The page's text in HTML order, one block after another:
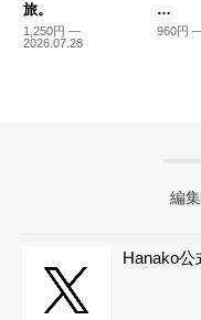
旅。
1,250円 —
2026.07.28
…
960円
編
Hanako公